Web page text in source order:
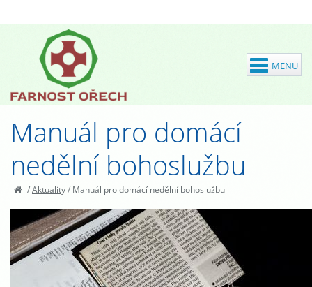
Manuál pro domácí
nedělní bohoslužbu
/Aktuality/ Manuál pro domácí nedělní bohoslužbu